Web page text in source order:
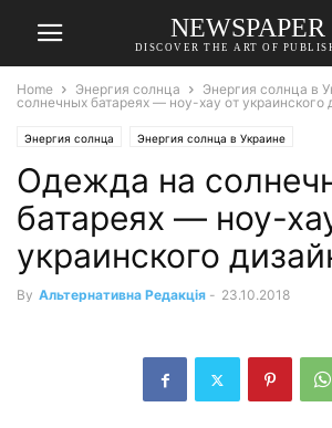
NEWSPAPER
DISCOVER THE ART OF
Home Энергия солнца Энергия солнца в
солнечных батареях — ноу-хау от украинского
Энергия солнца Энергия солнца в Украине
Одежда на
батареях — ноу-
украинского
By Альтернативна Редакція - 23.10.2018